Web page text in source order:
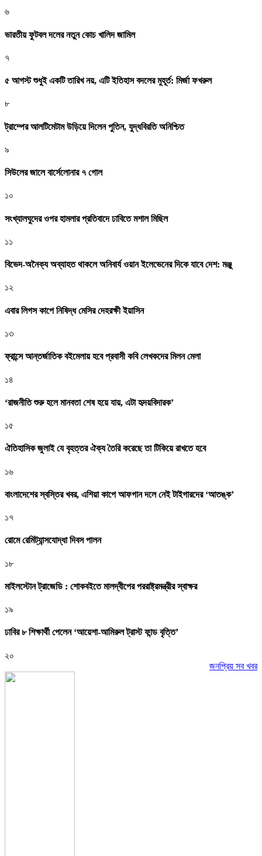
৬
ভারতীয় ফুটবল দলের নতুন কোচ খালিদ জামিল
৭
৫ আগস্ট শুধুই একটি তারিখ নয়, এটি ইতিহাস বদলের মুহূর্ত: মির্জা ফখরুল
৮
ট্রাম্পের আলটিমেটাম উড়িয়ে দিলেন পুতিন, যুদ্ধবিরতি অনিশ্চিত
৯
সিউলের জালে বার্সেলোনার ৭ গোল
১০
সংখ্যালঘুদের ওপর হামলার প্রতিবাদে ঢাবিতে মশাল মিছিল
১১
বিভেদ-অনৈক্য অব্যাহত থাকলে অনিবার্য ওয়ান ইলেভেনের দিকে যাবে দেশ: মঞ্জু
১২
এবার লিগস কাপে নিষিদ্ধ মেসির দেহরক্ষী ইয়াসিন
১৩
ফ্রান্সে আন্তর্জাতিক বইমেলায় হবে প্রবাসী কবি লেখকদের মিলন মেলা
১৪
‘রাজনীতি শুরু হলে মানবতা শেষ হয়ে যায়, এটা হৃদয়বিদারক’
১৫
ঐতিহাসিক জুলাই যে বৃহত্তর ঐক্য তৈরি করেছে তা টিকিয়ে রাখতে হবে
১৬
বাংলাদেশের স্বস্তির খবর, এশিয়া কাপে আফগান দলে নেই টাইগারদের ‘আতঙ্ক’
১৭
রোমে রেমিট্যান্সযোদ্ধা দিবস পালন
১৮
মাইলস্টোন ট্রাজেডি : শোকবইতে মালদ্বীপের পররাষ্ট্রমন্ত্রীর স্বাক্ষর
১৯
ঢাবির ৮ শিক্ষার্থী পেলেন ‘আয়েশা-আমিরুল ট্রাস্ট ফান্ড বৃত্তি’
২০
জনপ্রিয় সব খবর